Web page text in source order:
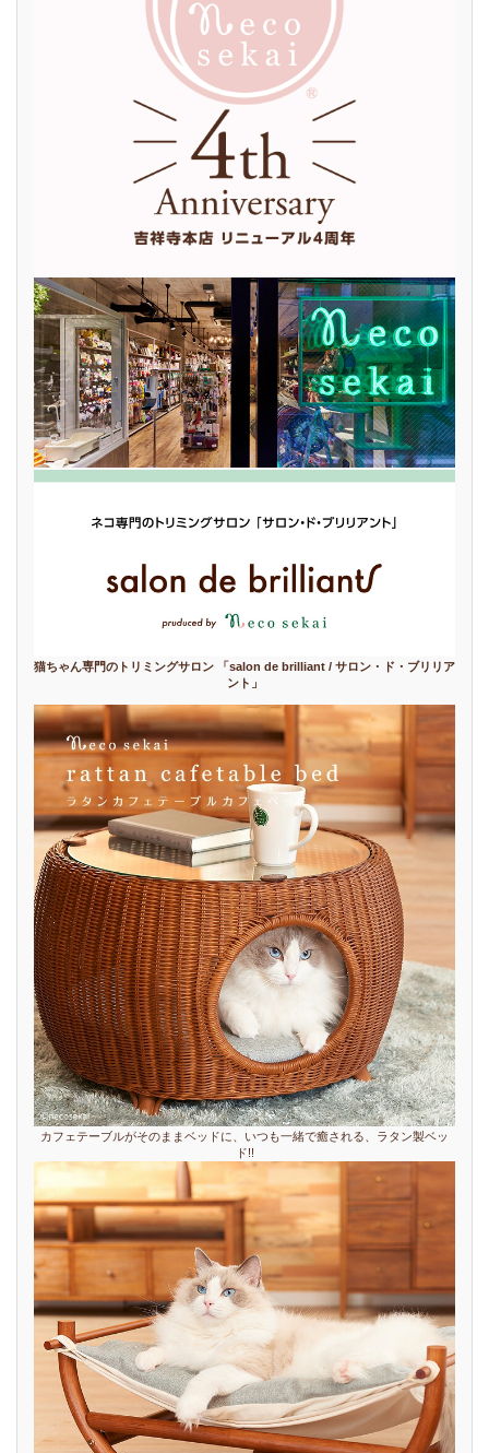
猫ちゃん専門のトリミングサロン 「salon de brilliant / サロン・ド・ブリリア
ント」
カフェテーブルがそのままベッドに、いつも一緒で癒される、ラタン製ベッ
ド!!